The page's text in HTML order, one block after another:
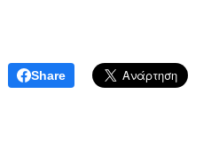
Share